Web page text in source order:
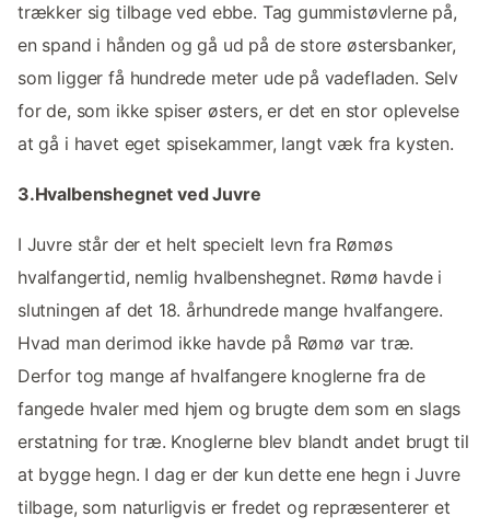
trækker sig tilbage ved ebbe. Tag gummistøvlerne på,
en spand i hånden og gå ud på de store østersbanker,
som ligger få hundrede meter ude på vadefladen. Selv
for de, som ikke spiser østers, er det en stor oplevelse
at gå i havet eget spisekammer, langt væk fra kysten.
3.Hvalbenshegnet ved Juvre
I Juvre står der et helt specielt levn fra Rømøs
hvalfangertid, nemlig hvalbenshegnet. Rømø havde i
slutningen af det 18. århundrede mange hvalfangere.
Hvad man derimod ikke havde på Rømø var træ.
Derfor tog mange af hvalfangere knoglerne fra de
fangede hvaler med hjem og brugte dem som en slags
erstatning for træ. Knoglerne blev blandt andet brugt til
at bygge hegn. I dag er der kun dette ene hegn i Juvre
tilbage, som naturligvis er fredet og repræsenterer et